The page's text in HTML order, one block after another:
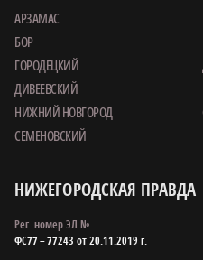
АРЗАМАС
БОР
ГОРОДЕЦКИЙ
ДИВЕЕВСКИЙ
НИЖНИЙ НОВГОРОД
СЕМЕНОВСКИЙ
НИЖЕГОРОДСКАЯ ПРАВДА
Рег. номер ЭЛ №
ФС77 – 77243 от 20.11.2019 г.